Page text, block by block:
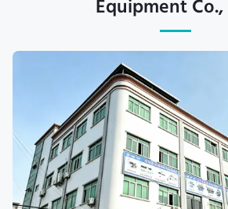
Equipment